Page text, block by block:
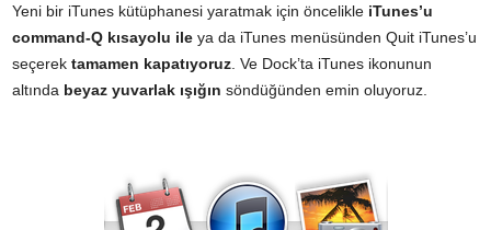
Yeni bir iTunes kütüphanesi yaratmak için öncelikle iTunes’u
command-Q kısayolu ile ya da iTunes menüsünden Quit iTunes’u
seçerek tamamen kapatıyoruz . Ve Dock’ta iTunes ikonunun
altında beyaz yuvarlak ışığın söndüğünden emin oluyoruz.